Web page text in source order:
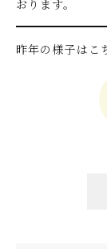
おります。
昨年の様子はこ